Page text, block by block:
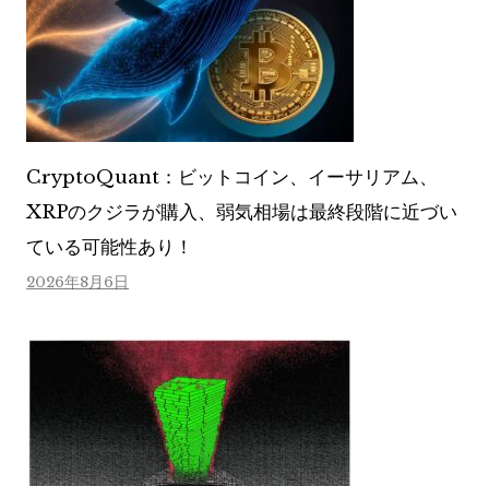
CryptoQuant：ビットコイン、イーサリアム、
XRPのクジラが購入、弱気相場は最終段階に近づい
ている可能性あり！
2026年8月6日